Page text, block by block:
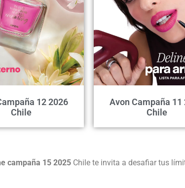
12 2026
Chile
Avon Campaña 11
Chile
campaña 15 2025 Chile te invita a desafiar tus